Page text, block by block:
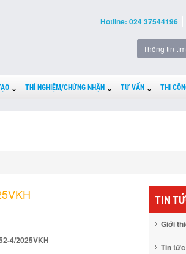
Hotline: 024 37544196
THÍ NGHIỆM/CHỨNG NHẬN TƯ VẤN THI
4/2025VKH
TIN
Giới
Tin tức